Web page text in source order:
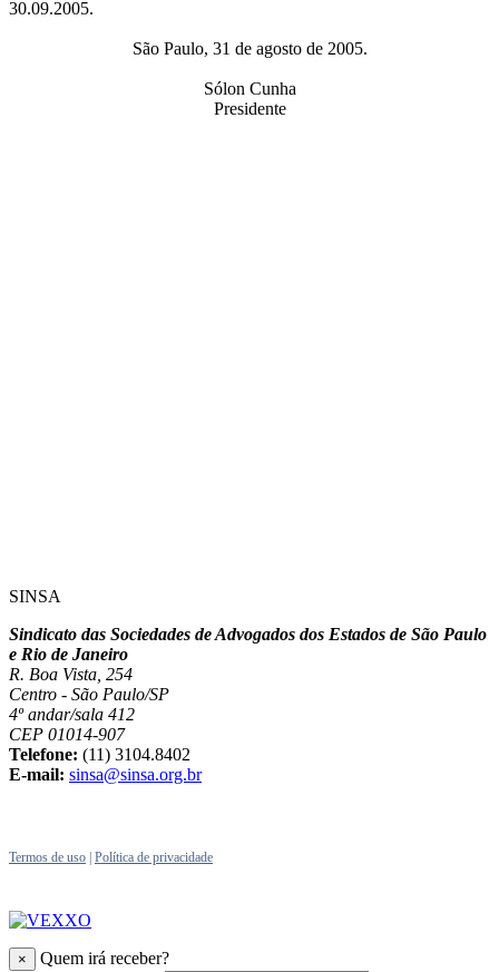
30.09.2005.
São Paulo, 31 de agosto de 2005.
Sólon Cunha
Presidente
SINSA
Sindicato das Sociedades de Advogados dos Estados de São Paulo
e Rio de Janeiro
R. Boa Vista, 254
Centro - São Paulo/SP
4º andar/sala 412
CEP 01014-907
Telefone: (11) 3104.8402
E-mail: sinsa@sinsa.org.br
Termos de uso Política de privacidade
× Quem irá receber?